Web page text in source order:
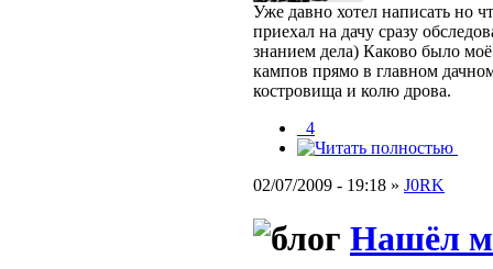
Уже давно хотел написать но
приехал на дачу сразу
знанием дела) Каково было
кампов прямо в главном
костровища и колю дрова.
_4
02/07/2009 - 19:18 » J0RK
Нашёл